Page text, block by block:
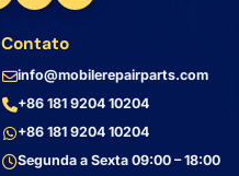
Contato
info@mobilerepairparts.com
+86 181 9204 10204
+86 181 9204 10204
Segunda a Sexta 09:00 – 18:00